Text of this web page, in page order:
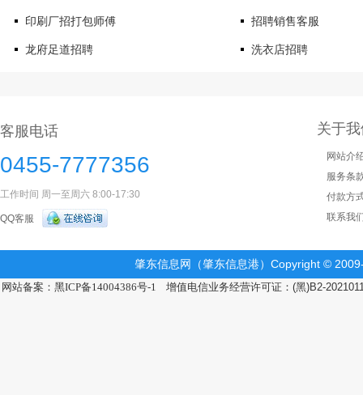
印刷厂招打包师傅 招聘销售客服
龙府足道招聘 洗衣店招聘
客服电话
0455-7777356
工作时间 周一至周六 8:00-17:30
QQ客服
关于
网站介
服务条
付款方
联系我
肇东信息网（肇东信息港）Copyright ©
网站备案：黑ICP备14004386号-1 增值电信业务经营许可证：(黑)B2-